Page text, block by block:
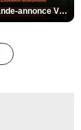
Cotton Queen Bande-annonce VO STFR